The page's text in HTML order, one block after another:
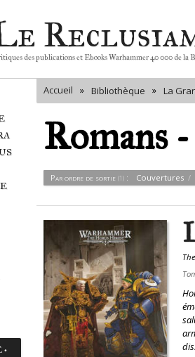
des publications et Ebooks Warhammer 40 000 de la
Accueil » Bibliothèque » La
Romans
Par ordre de sortie (1) : Couvertures
Roman (1)